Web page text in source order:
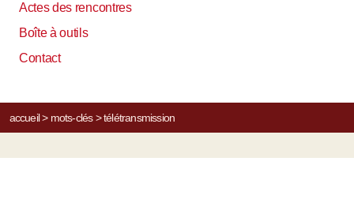
Actes des rencontres
Boîte à outils
Contact
accueil> mots-clés> télétransmission